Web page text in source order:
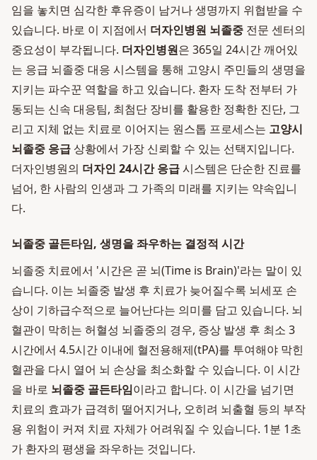
임을 놓치면 심각한 후유증이 남거나 생명까지 위협받을 수
있습니다. 바로 이 지점에서 더자인병원 뇌졸중 전문 센터의
중요성이 부각됩니다. 더자인병원은 365일 24시간 깨어있
는 응급 뇌졸중 대응 시스템을 통해 고양시 주민들의 생명을
지키는 파수꾼 역할을 하고 있습니다. 환자 도착 전부터 가
동되는 신속 대응팀, 최첨단 장비를 활용한 정확한 진단, 그
리고 지체 없는 치료로 이어지는 원스톱 프로세스는 고양시
뇌졸중 응급상황에서 가장 신뢰할 수 있는 선택지입니다.
더자인병원의 더자인 24시간 응급시스템은 단순한 진료를
넘어, 한 사람의 인생과 그 가족의 미래를 지키는 약속입니
다.
뇌졸중 골든타임, 생명을 좌우하는 결정적 시간
뇌졸중 치료에서 '시간은 곧 뇌(Time is Brain)'라는 말이 있
습니다. 이는 뇌졸중 발생 후 치료가 늦어질수록 뇌세포 손
상이 기하급수적으로 늘어난다는 의미를 담고 있습니다. 뇌
혈관이 막히는 허혈성 뇌졸중의 경우, 증상 발생 후 최소 3
시간에서 4.5시간 이내에 혈전용해제(tPA)를 투여해야 막힌
혈관을 다시 열어 뇌 손상을 최소화할 수 있습니다. 이 시간
을 바로 뇌졸중 골든타임이라고 합니다. 이 시간을 넘기면
치료의 효과가 급격히 떨어지거나, 오히려 뇌출혈 등의 부작
용 위험이 커져 치료 자체가 어려워질 수 있습니다. 1분 1초
가 환자의 평생을 좌우하는 것입니다.